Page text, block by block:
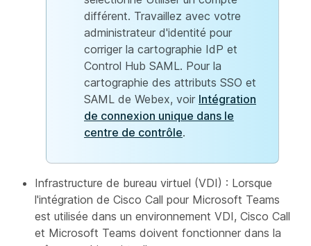
différent. Travaillez avec votre
administrateur d'identité pour
corriger la cartographie IdP et
Control Hub SAML. Pour la
cartographie des attributs SSO et
SAML de Webex, voir Intégration
de connexion unique dans le
centre de contrôle.
Infrastructure de bureau virtuel (VDI) : Lorsque
l'intégration de Cisco Call pour Microsoft Teams
est utilisée dans un environnement VDI, Cisco Call
et Microsoft Teams doivent fonctionner dans la